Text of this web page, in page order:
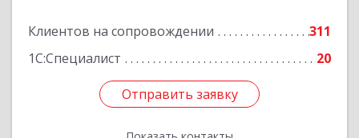
Клиентов на сопровождении
311
1С:Специалист
20
Отправить заявку
Отправить заявку